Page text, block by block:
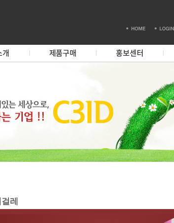
개 제품구매 홍보센터
레